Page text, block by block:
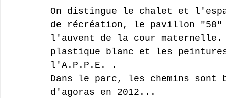
On distingue le chalet et
de récréation, le pavillon "58"
l'auvent de la cour maternelle.
plastique blanc et les
l'A.P.P.E. .
Dans le parc, les chemins
d'agoras en 2012...